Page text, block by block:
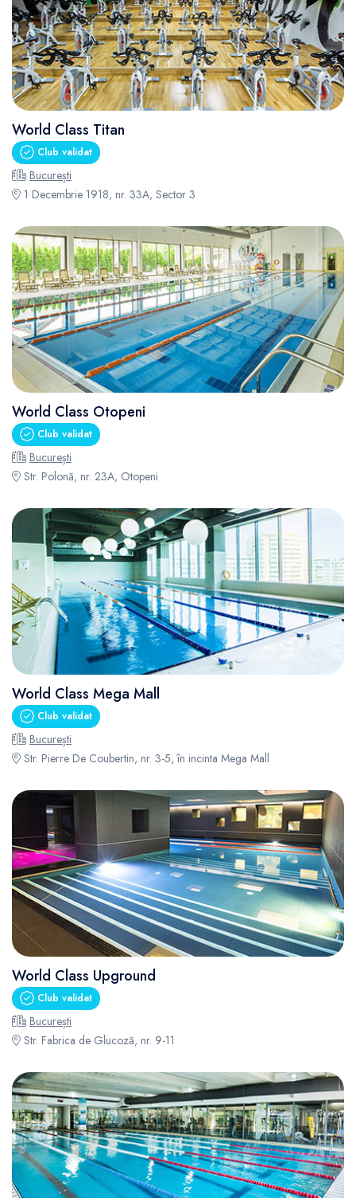
World Class Titan
Club validat
București
1 Decembrie 1918, nr. 33A, Sector 3
World Class Otopeni
Club validat
București
Str. Polonă, nr. 23A, Otopeni
World Class Mega Mall
Club validat
București
Str. Pierre De Coubertin, nr. 3-5, în incinta Mega Mall
World Class Upground
Club validat
București
Str. Fabrica de Glucoză, nr. 9-11